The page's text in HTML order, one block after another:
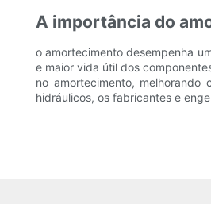
A importância do
o amortecimento desempenha
e maior vida útil dos
no amortecimento,
hidráulicos, os fabricantes e